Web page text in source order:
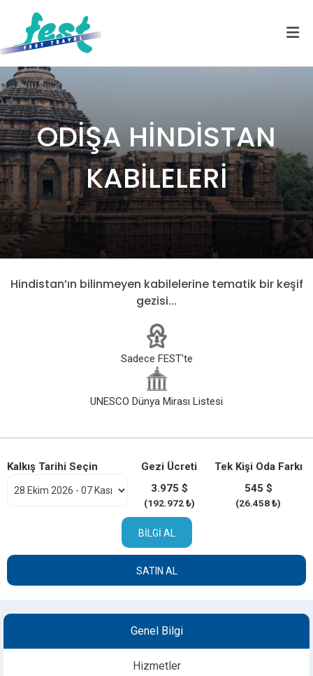
ODİŞA HİNDİSTAN
KABİLELERİ
Hindistan’ın bilinmeyen kabilelerine tematik bir keşif
gezisi...
Sadece FEST'te
UNESCO Dünya Mirası Listesi
Kalkış Tarihi Seçin
Gezi Ücreti
3.975 $
(192.972 ₺)
Tek Kişi Oda Farkı
545 $
(26.458 ₺)
BILGI AL
SATIN AL
Genel Bilgi
Hizmetler